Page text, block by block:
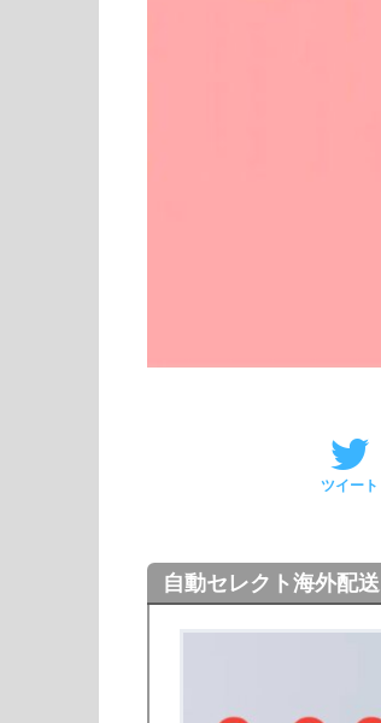
ツイート
自動セレクト海外配送